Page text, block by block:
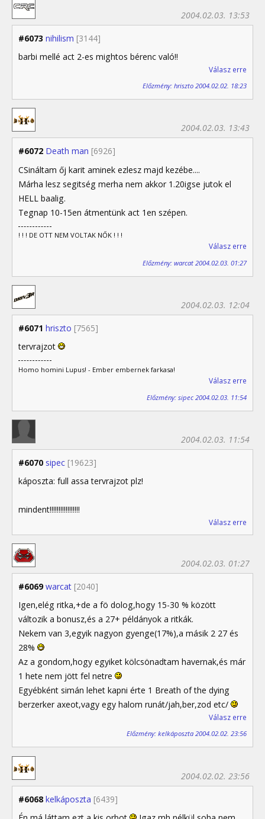
#6073 nihilism [3144]
2004.02.03. 13:53
barbi mellé act 2-es mightos bérenc való!!
Válasz erre
Előzmény: hriszto 2004.02.02. 18:23
#6072 Death man [6926]
2004.02.03. 13:43
CSináltam őj karit aminek ezlesz majd kezébe....
Márha lesz segitség merha nem akkor 1.20igse jutok el
HELL baalig.
Tegnap 10-15en átmentünk act 1en szépen.
! ! ! DE OTT NEM VOLTAK NŐK ! ! !
Válasz erre
Előzmény: warcat 2004.02.03. 01:27
#6071 hriszto [7565]
2004.02.03. 12:04
tervrajzot
Homo homini Lupus! - Ember embernek farkasa!
Válasz erre
Előzmény: sipec 2004.02.03. 11:54
#6070 sipec [19623]
2004.02.03. 11:54
káposzta: full assa tervrajzot plz!
mindent!!!!!!!!!!!!!!!!!
Válasz erre
#6069 warcat [2040]
2004.02.03. 01:27
Igen,elég ritka,+de a fö dolog,hogy 15-30 % között
változik a bonusz,és a 27+ példányok a ritkák.
Nekem van 3,egyik nagyon gyenge(17%),a másik 2 27 és
28%
Az a gondom,hogy egyiket kölcsönadtam havernak,és már
1 hete nem jött fel netre
Egyébként simán lehet kapni érte 1 Breath of the dying
berzerker axeot,vagy egy halom runát/jah,ber,zod etc/
Válasz erre
Előzmény: kelkáposzta 2004.02.02. 23:56
#6068 kelkáposzta [6439]
2004.02.02. 23:56